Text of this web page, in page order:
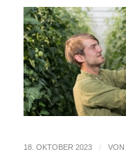
18. OKTOBER 2023 / VON